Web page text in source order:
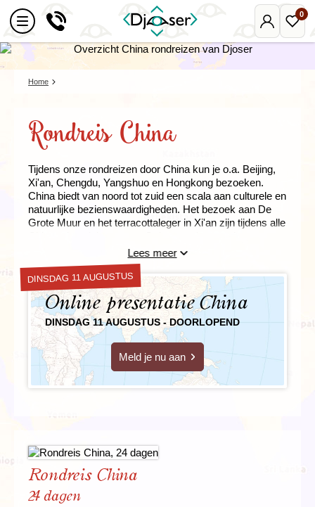
Mijn
Djoser
0
Home
Rondreis China
Tijdens onze rondreizen door China kun je o.a. Beijing,
Xi'an, Chengdu, Yangshuo en Hongkong bezoeken.
China biedt van noord tot zuid een scala aan culturele en
natuurlijke bezienswaardigheden. Het bezoek aan De
Grote Muur en het terracottaleger in Xi'an zijn tijdens alle
bijzondere regio Tibet is mogelijk, evenals een reis voor
gezinnen met Djoser Family.
Lees meer
DINSDAG 11 AUGUSTUS
Online presentatie China
DINSDAG 11 AUGUSTUS - DOORLOPEND
Meld je nu aan
Rondreis China
24 dagen